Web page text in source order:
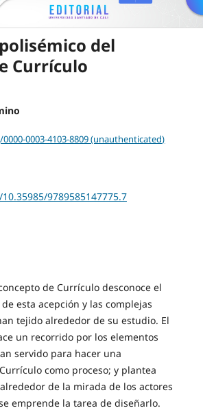
del
Currículo
0003-4103-8809 (unauthenticated)
9789585147775.7
de Currículo desconoce el
esta acepción y las complejas
tejido alrededor de su estudio. El
un recorrido por los elementos
servido para hacer una
como proceso; y plantea
de la mirada de los actores
emprende la tarea de diseñarlo.